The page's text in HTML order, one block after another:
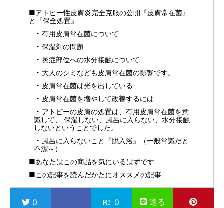
■アトピー性皮膚炎完全克服の公開『皮膚常在菌』
と『保全処置』
有用皮膚常在菌について
保湿剤の問題
炎症部位への水分接触について
大人のシミなども皮膚常在菌の影響です。
皮膚常在菌は光を出している
皮膚常在菌を増やして改善するには
アトピーの皮膚の処置は、有用皮膚常在菌を意
識して、 保湿しない、風呂に入らない、水分接触
しないということでした。
風呂に入らないこと『脱入浴』（一般常識だと
不潔～）
■あなたはこの商品を気にいるはずです
■この記事を読んだかたにオススメの記事
0 0 送る